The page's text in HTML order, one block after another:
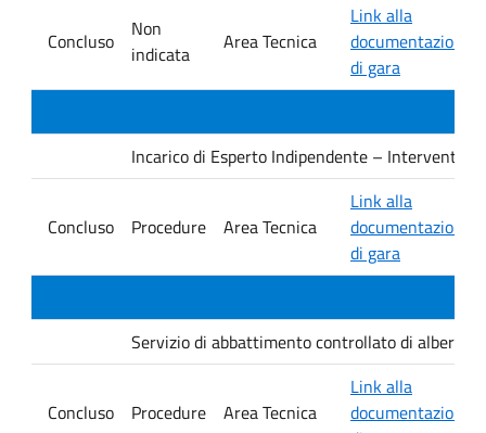
Concluso
Non
indicata
Area Tecnica
Link alla
documentazione
di gara
Incarico di Esperto Indipendente – Interventi
Concluso Procedure Area Tecnica
Link alla
documentazione
di gara
Servizio di abbattimento controllato di
Concluso Procedure Area Tecnica
Link alla
documentazione